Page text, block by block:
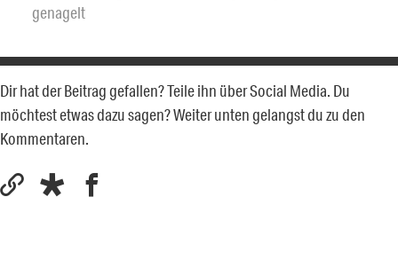
genagelt
Dir hat der Beitrag gefallen? Teile ihn über Social Media. Du
möchtest etwas dazu sagen? Weiter unten gelangst du zu den
Kommentaren.